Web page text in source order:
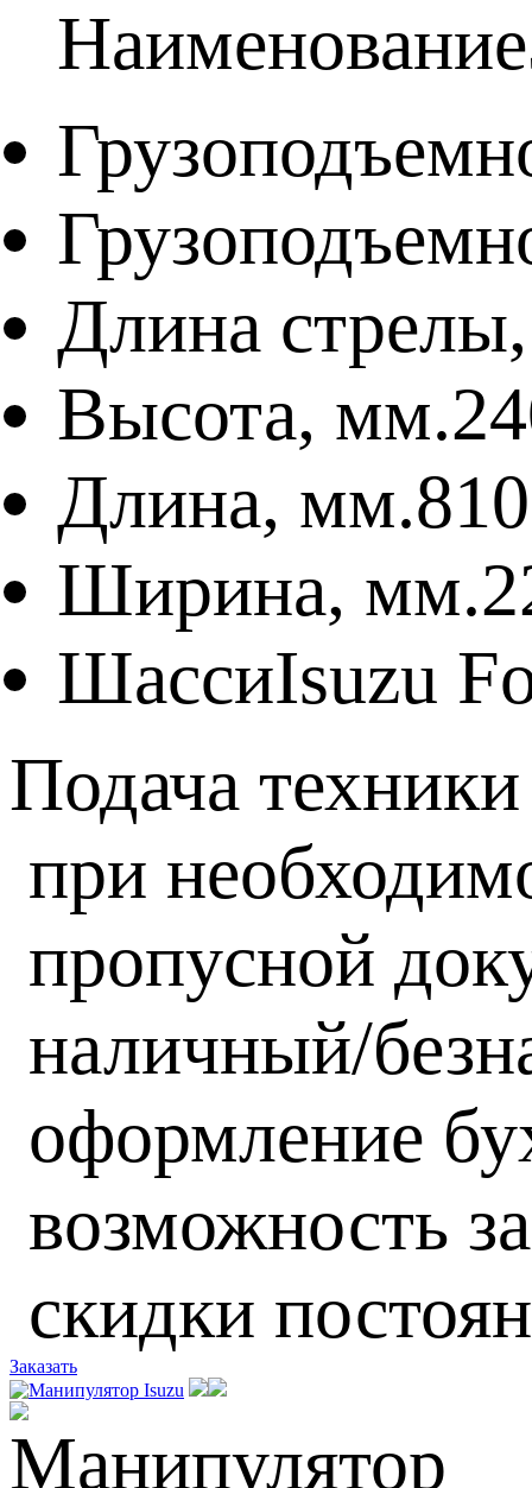
Наименование
Длина
Высота, мм.
Длина, мм.
Ширина, мм.
ШассиIsuzu
Подача
при
пропусной
наличный/
оформление
возможность
скидки
Заказать